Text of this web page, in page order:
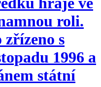
roli.
s
1996 a
státní